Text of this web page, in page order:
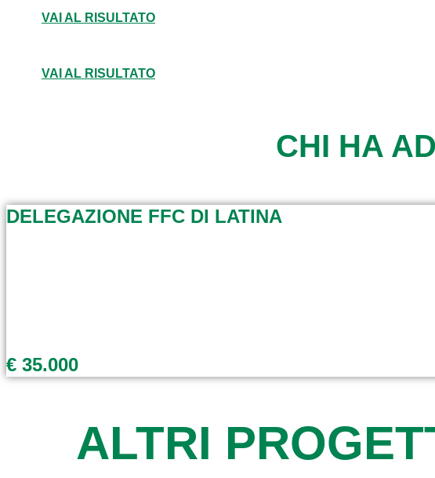
VAI AL RISULTATO
VAI AL RISULTATO
CHI HA
DELEGAZIONE FFC DI LATINA
€ 35.000
ALTRI